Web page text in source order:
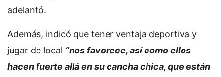
adelantó.
Además, indicó que tener ventaja deportiva y
jugar de local “nos favorece, así como ellos
hacen fuerte allá en su cancha chica, que están